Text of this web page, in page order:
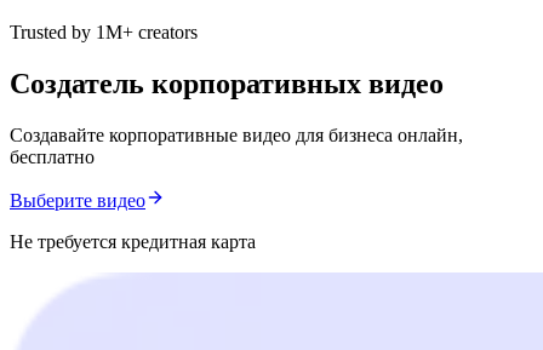
Trusted by 1M+ creators
Создатель корпоративных видео
Создавайте корпоративные видео для бизнеса онлайн,
бесплатно
Выберите видео
Не требуется кредитная карта